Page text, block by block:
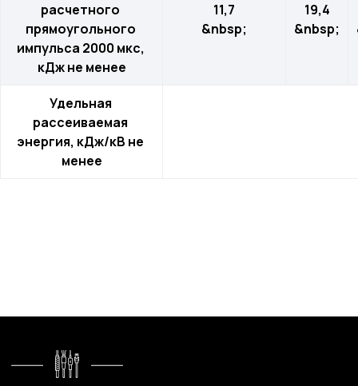
расчетного
прямоугольного
импульса 2000 мкс,
кДж не менее
11,7
&nbsp;
19,4
&nbsp;
Удельная
рассеиваемая
энергия, кДж/кВ не
менее